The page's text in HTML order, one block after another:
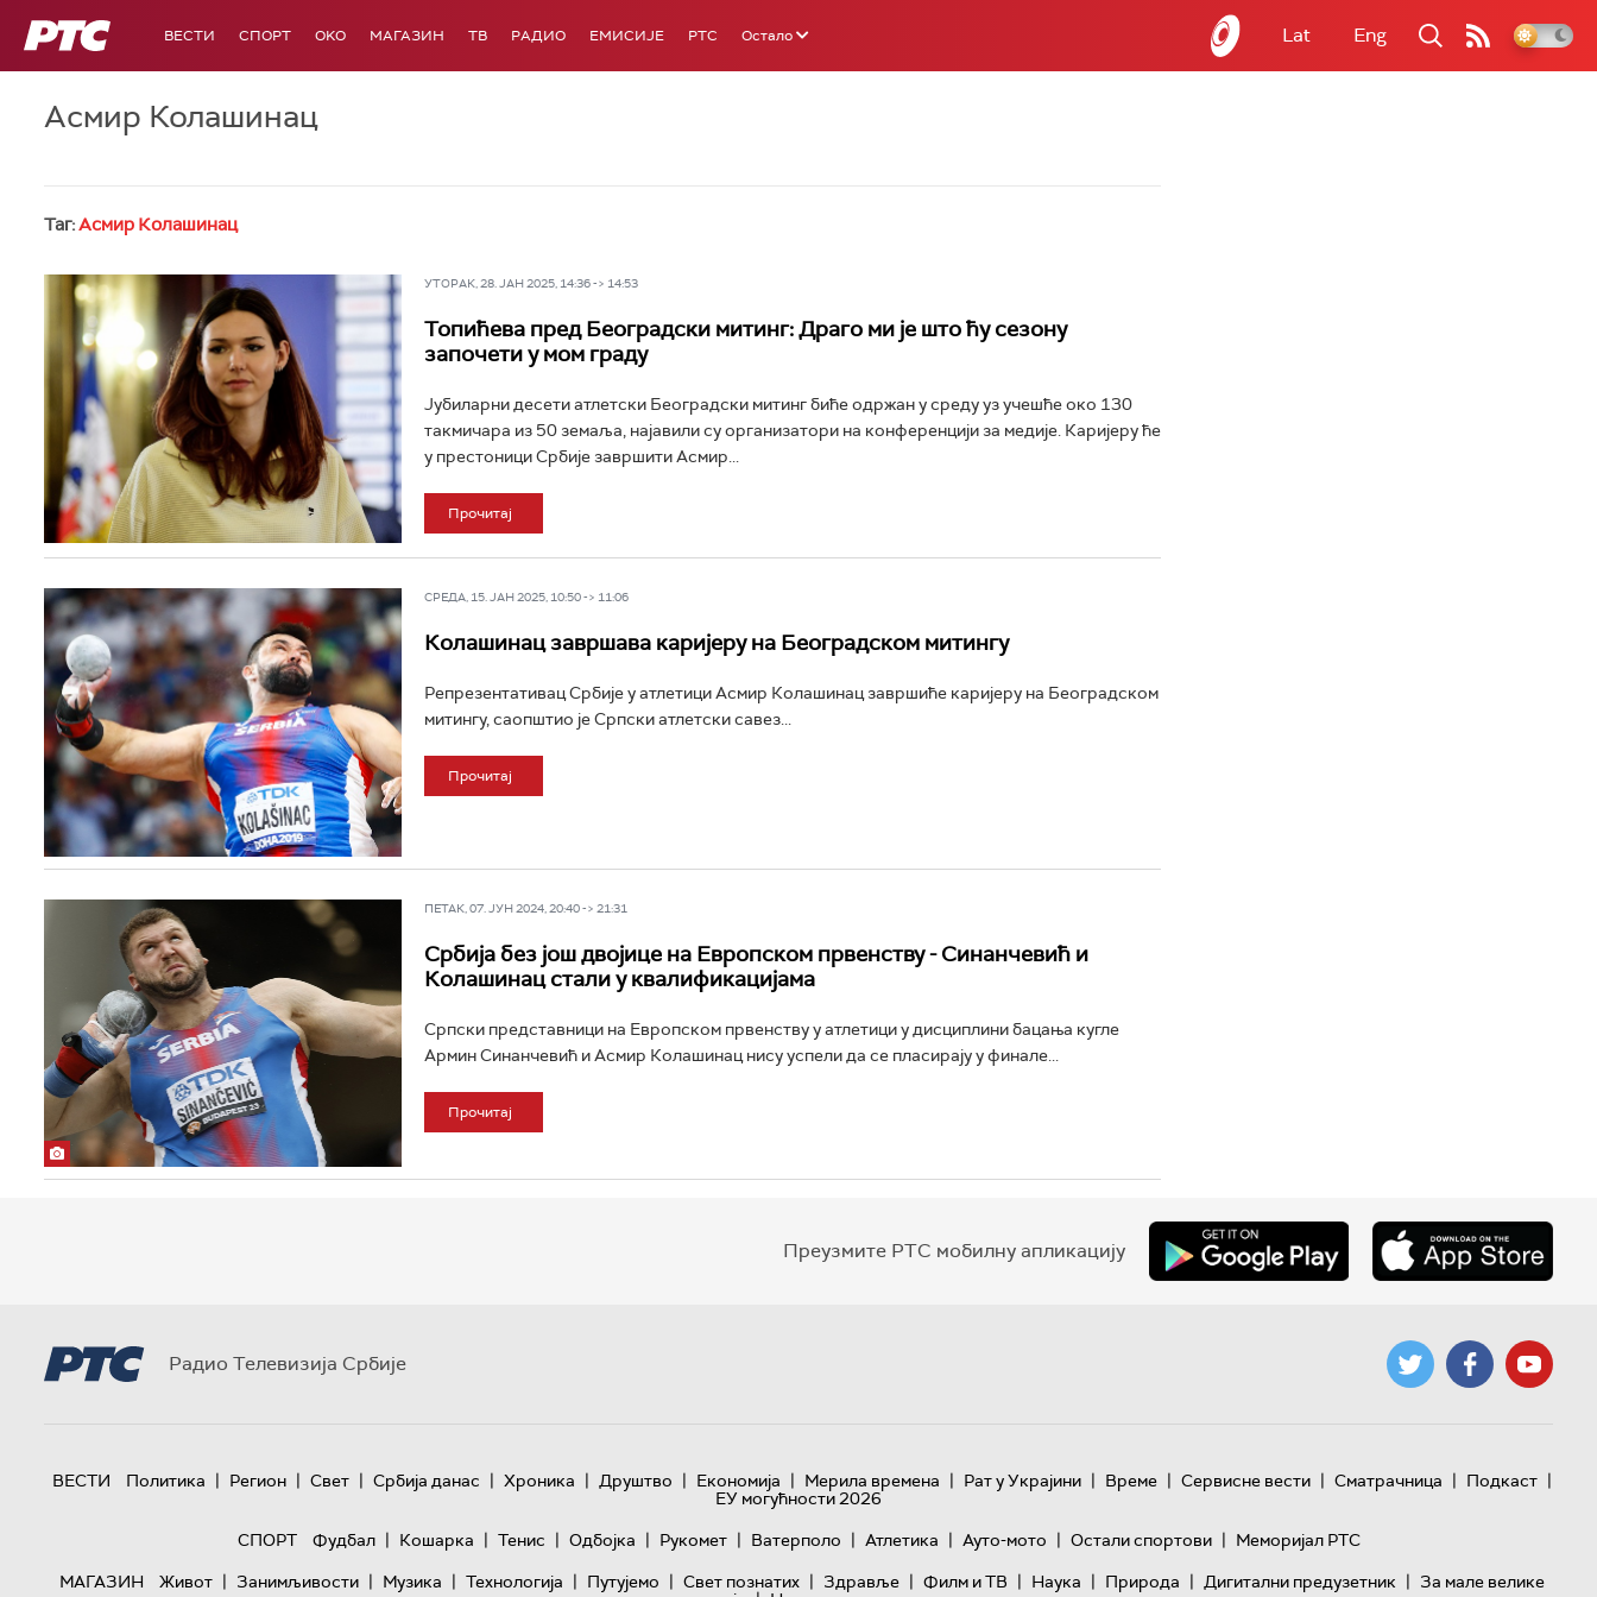
РТС ВЕСТИ СПОРТ OKO МАГАЗИН ТВ РАДИО ЕМИСИЈЕ РТС Остало Lat Eng
Асмир Колашинац
Таг:Асмир Колашинац
УТОРАК, 28. ЈАН 2025, 14:36 -> 14:53
Топићева пред Београдски митинг: Драго ми је што ћу сезону
започети у мом граду
Јубиларни десети атлетски Београдски митинг биће одржан у среду уз учешће око 130
такмичара из 50 земаља, најавили су организатори на конференцији за медије. Каријеру ће
у престоници Србије завршити Асмир...
Прочитај
СРЕДА, 15. ЈАН 2025, 10:50 -> 11:06
Колашинац завршава каријеру на Београдском митингу
Репрезентативац Србије у атлетици Асмир Колашинац завршиће каријеру на Београдском
митингу, саопштио је Српски атлетски савез...
Прочитај
ПЕТАК, 07. ЈУН 2024, 20:40 -> 21:31
Србија без још двојице на Европском првенству - Синанчевић и
Колашинац стали у квалификацијама
Српски представници на Европском првенству у атлетици у дисциплини бацања кугле
Армин Синанчевић и Асмир Колашинац нису успели да се пласирају у финале...
Прочитај
Преузмите РТС мобилну апликацију
Радио Телевизија Србије
ВЕСТИ Политика | Регион | Свет | Србија данас | Хроника | Друштво | Економија | Мерила времена | Рат у Украјини | Време | Сервисне вести | Сматрачница | Подкаст |
ЕУ могућности 2026
СПОРТ
Фудбал | Кошарка | Тенис | Одбојка | Рукомет | Ватерполо | Атлетика | Ауто-мото | Остали спортови | Меморијал РТС
МАГАЗИН
Живот | Занимљивости | Музика | Технологијa | Путујемо | Свет познатих | Здравље | Филм и ТВ | Наука | Природа | Дигитални предузетник | За мале велике